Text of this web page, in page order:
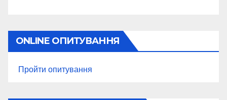
ONLINE ОПИТУВАННЯ
Пройти опитування